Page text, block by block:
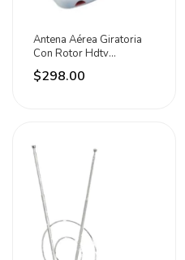
Antena Aérea Giratoria
Con Rotor Hdtv
Uhf/vhf/fm Lion Tools
$298.00